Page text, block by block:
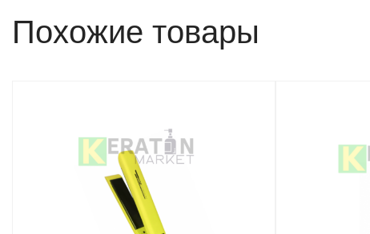
Похожие товары